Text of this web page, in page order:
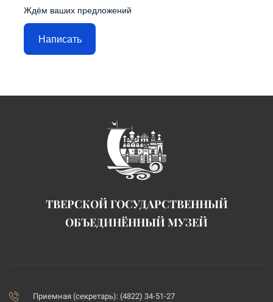
Ждём ваших предложений
Написать
ТВЕРСКОЙ ГОСУДАРСТВЕННЫЙ
ОБЪЕДИНЁННЫЙ МУЗЕЙ
Приемная (секретарь): (4822) 34-51-27